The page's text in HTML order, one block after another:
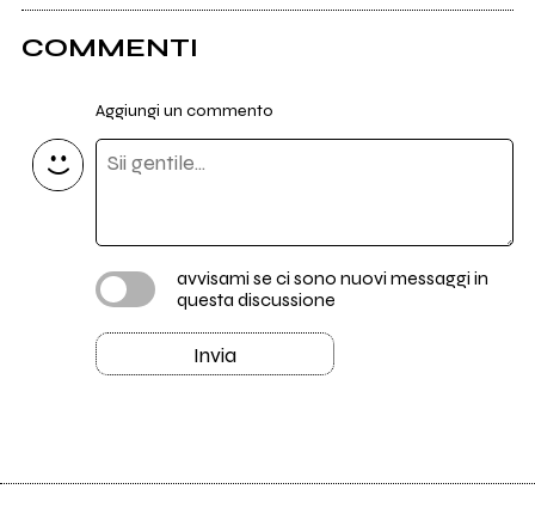
COMMENTI
Aggiungi un commento
avvisami se ci sono nuovi messaggi in
questa discussione
Invia